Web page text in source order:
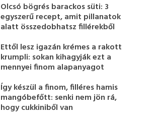
Olcsó bögrés barackos süti: 3
egyszerű recept, amit pillanatok
alatt összedobhatsz fillérekből
Ettől lesz igazán krémes a rakott
krumpli: sokan kihagyják ezt a
mennyei finom alapanyagot
Így készül a finom, filléres hamis
mangóbefőtt: senki nem jön rá,
hogy cukkiniből van